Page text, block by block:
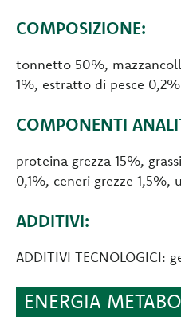
COMPOSIZIONE:
tonnetto 50%,
1%, estratto di pesce
COMPONENTI
proteina grezza 15%,
0,1%, ceneri grezze 1,5%,
ADDITIVI:
ADDITIVI TECNOLOGICI:
ENERGIA